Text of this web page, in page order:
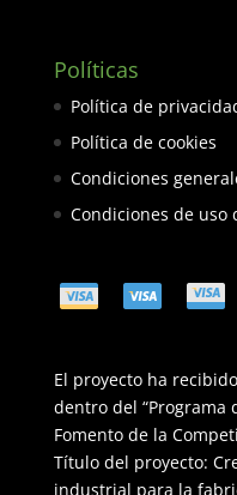
Políticas
Política de
Política de cookies
Condiciones
Condiciones de uso
El proyecto ha
dentro del “Programa
Fomento de la
Título del proyecto:
industrial para la